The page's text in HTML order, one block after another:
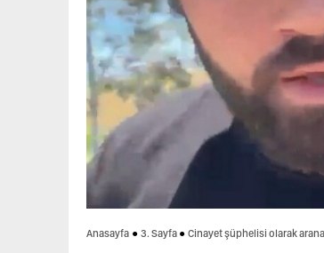
Anasayfa 3. Sayfa Cinayet şüphelisi olarak